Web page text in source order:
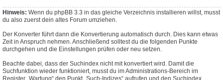
Hinweis: Wenn du phpBB 3.3 in das gleiche Verzeichnis installieren willst, musst
du also zuerst dein altes Forum umziehen.
Der Konverter führt dann die Konvertierung automatisch durch. Dies kann etwas
Zeit in Anspruch nehmen. Anschließend solltest du die folgenden Punkte
durchgehen und die Einstellungen prüfen oder neu setzen.
Beachte dabei, dass der Suchindex nicht mit konvertiert wird. Damit die
Suchfunktion wieder funktioniert, musst du im Administrations-Bereich im